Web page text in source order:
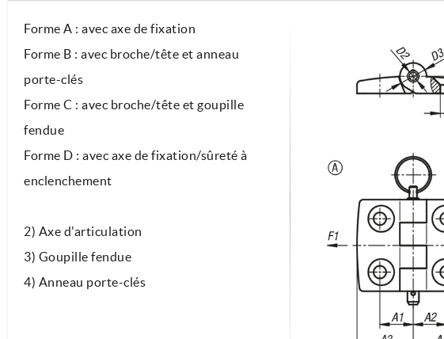
Forme A : avec axe de fixation
Forme B : avec broche/tête et anneau
porte-clés
Forme C : avec broche/tête et goupille
fendue
Forme D : avec axe de fixation/sûreté à
enclenchement
2) Axe d'articulation
3) Goupille fendue
4) Anneau porte-clés